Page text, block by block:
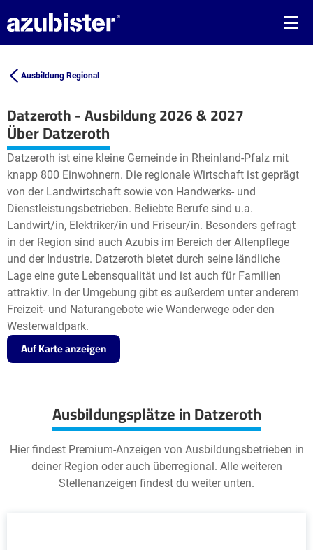
Ausbildung Regional
Datzeroth - Ausbildung 2026 & 2027
+
−
Leaflet| ©OpenStreetMap2
Über Datzeroth
Datzeroth ist eine kleine Gemeinde in Rheinland-Pfalz mit
knapp 800 Einwohnern. Die regionale Wirtschaft ist geprägt
von der Landwirtschaft sowie von Handwerks- und
Dienstleistungsbetrieben. Beliebte Berufe sind u.a.
Landwirt/in, Elektriker/in und Friseur/in. Besonders gefragt
in der Region sind auch Azubis im Bereich der Altenpflege
und der Industrie. Datzeroth bietet durch seine ländliche
Lage eine gute Lebensqualität und ist auch für Familien
attraktiv. In der Umgebung gibt es außerdem unter anderem
Freizeit- und Naturangebote wie Wanderwege oder den
Westerwaldpark.
Auf Karte anzeigen
Ausbildungsplätze in Datzeroth
Hier findest Premium-Anzeigen von Ausbildungsbetrieben in
deiner Region oder auch überregional. Alle weiteren
Stellenanzeigen findest du weiter unten.